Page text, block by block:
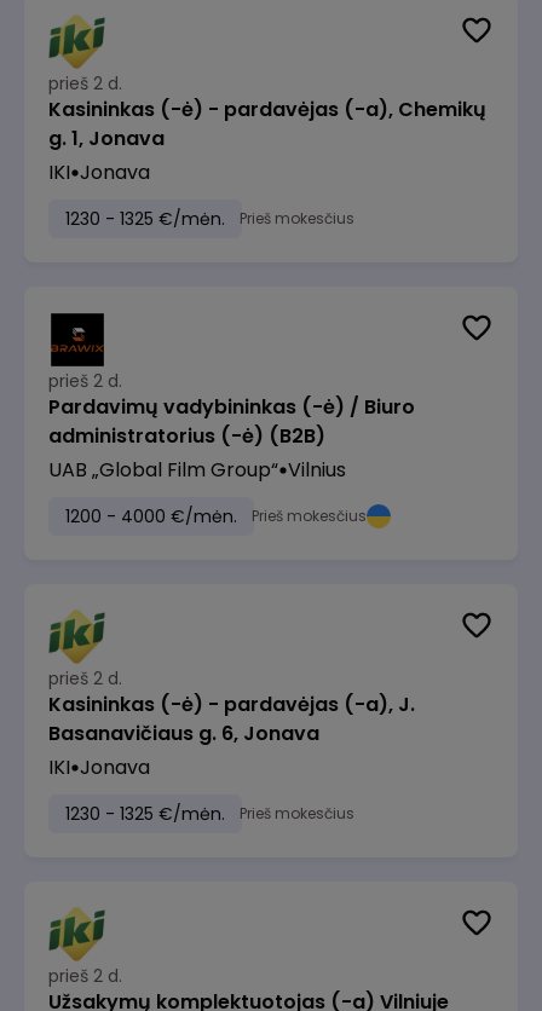
prieš 2 d.
Kasininkas (-ė) - pardavėjas (-a), Chemikų
g. 1, Jonava
IKI Jonava
1230 - 1325 €/mėn. Prieš mokesčius
prieš 2 d.
Pardavimų vadybininkas (-ė) / Biuro
administratorius (-ė) (B2B)
UAB „Global Film Group“ Vilnius
1200 - 4000 €/mėn. Prieš mokesčius
prieš 2 d.
Kasininkas (-ė) - pardavėjas (-a), J.
Basanavičiaus g. 6, Jonava
IKI Jonava
1230 - 1325 €/mėn. Prieš mokesčius
prieš 2 d.
Užsakymų komplektuotojas (-a) Vilniuje